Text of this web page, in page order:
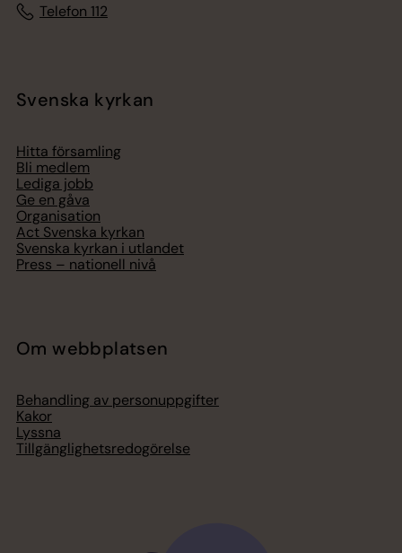
Telefon 112
Svenska kyrkan
Hitta församling
Bli medlem
Lediga jobb
Ge en gåva
Organisation
Act Svenska kyrkan
Svenska kyrkan i utlandet
Press – nationell nivå
Om webbplatsen
Behandling av personuppgifter
Kakor
Lyssna
Tillgänglighetsredogörelse